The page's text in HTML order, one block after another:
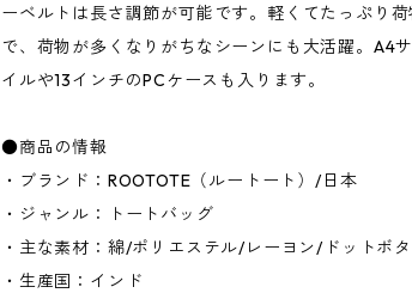
ーベルトは長さ調節が可能です。軽くてたっぷり
で、荷物が多くなりがちなシーンにも大活躍。A4
イルや13インチのPCケースも入ります。
●商品の情報
・ブランド：ROOTOTE（ルートート）/日本
・ジャンル：トートバッグ
・主な素材：綿/ポリエステル/レーヨン/ドットボ
・生産国：インド